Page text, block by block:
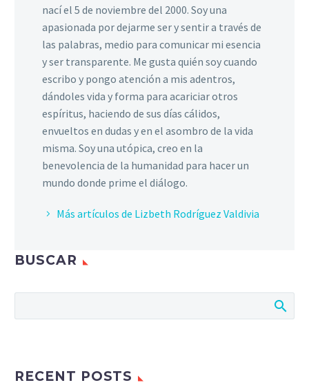
nací el 5 de noviembre del 2000. Soy una
apasionada por dejarme ser y sentir a través de
las palabras, medio para comunicar mi esencia
y ser transparente. Me gusta quién soy cuando
escribo y pongo atención a mis adentros,
dándoles vida y forma para acariciar otros
espíritus, haciendo de sus días cálidos,
envueltos en dudas y en el asombro de la vida
misma. Soy una utópica, creo en la
benevolencia de la humanidad para hacer un
mundo donde prime el diálogo.
Más artículos de Lizbeth Rodríguez Valdivia
BUSCAR
RECENT POSTS